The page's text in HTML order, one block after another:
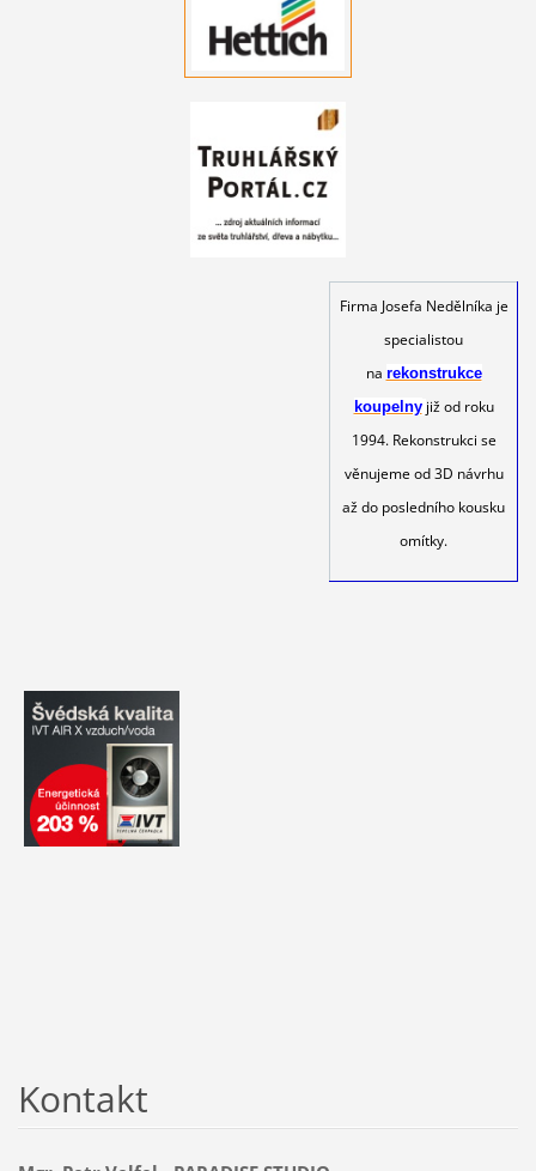
Firma Josefa Nedělníka je
specialistou
na rekonstrukce
koupelny již od roku
1994. Rekonstrukci se
věnujeme od 3D návrhu
až do posledního kousku
omítky.
Kontakt